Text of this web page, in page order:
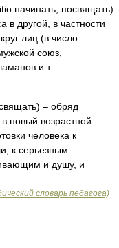
начинать, посвящать)
в другой, в частности
лиц (в число
союз,
и т …
– обряд
новый возрастной
человека к
к серьезным
и душу, и
словарь педагога)